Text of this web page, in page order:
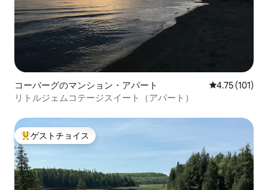
コーバーグのマンション・アパート レビュー101
4.75 (101)
リトルジェムコテージスイート（アパート）
大好評のゲストチョイスです。
ゲストチョイス